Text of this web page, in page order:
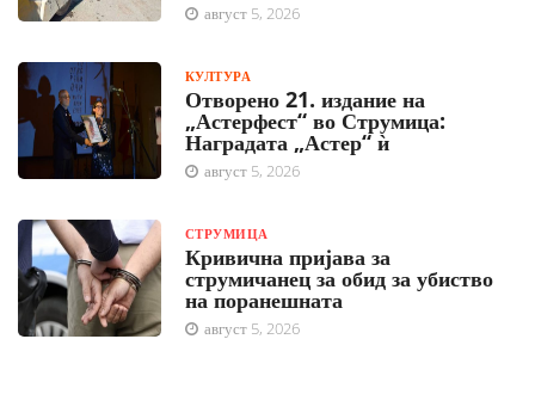
август 5, 2026
КУЛТУРА
Отворено 21. издание на
„Астерфест“ во Струмица:
Наградата „Астер“ ѝ
август 5, 2026
СТРУМИЦА
Кривична пријава за
струмичанец за обид за убиство
на поранешната
август 5, 2026